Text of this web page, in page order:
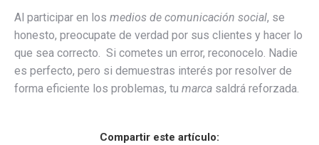
Al participar en los medios de comunicación social, se
honesto, preocupate de verdad por sus clientes y hacer lo
que sea correcto. Si cometes un error, reconocelo. Nadie
es perfecto, pero si demuestras interés por resolver de
forma eficiente los problemas, tu marca saldrá reforzada.
Compartir este artículo: